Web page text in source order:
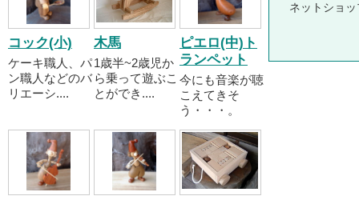
コック(小)
ケーキ職人、パ
ン職人などのバ
リエーシ....
木馬
1歳半~2歳児か
ら乗って遊ぶこ
とができ....
ピエロ(中)ト
ランペット
今にも音楽が聴
こえてきそ
う・・・。
ネットショ